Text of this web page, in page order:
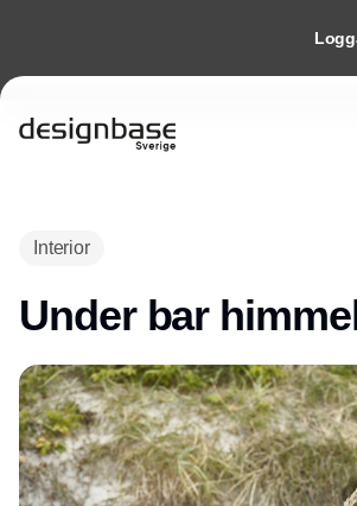
Interior
Under bar